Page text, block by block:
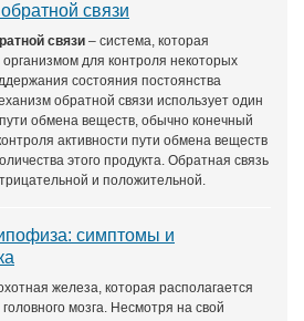
связи
связи – система, которая
организмом для контроля некоторых
состояния постоянства
обратной связи использует один
обмена веществ, обычно конечный
активности пути обмена веществ
этого продукта. Обратная связь
и положительной.
симптомы и
железа, которая располагается
мозга. Несмотря на свой